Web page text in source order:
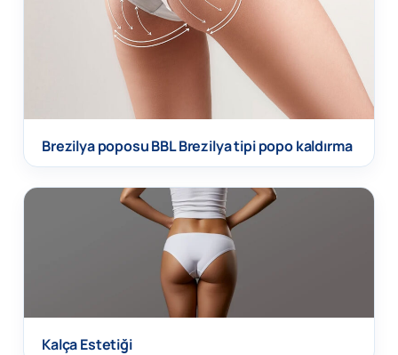
Brezilya poposu BBL Brezilya tipi popo kaldırma
Kalça Estetiği